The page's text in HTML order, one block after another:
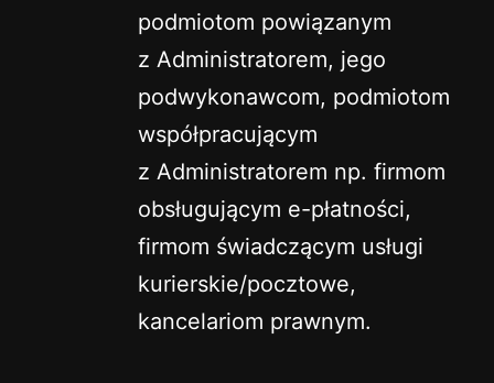
podmiotom powiązanym
z Administratorem, jego
podwykonawcom, podmiotom
współpracującym
z Administratorem np. firmom
obsługującym e-płatności,
firmom świadczącym usługi
kurierskie/pocztowe,
kancelariom prawnym.